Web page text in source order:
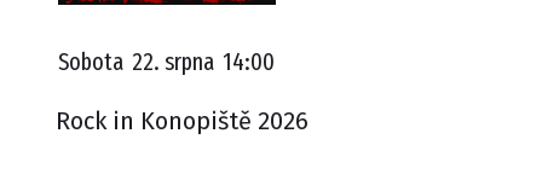
Sobota 22. srpna 14:00
Rock in Konopiště 2026